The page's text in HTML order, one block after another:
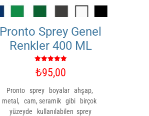
Pronto Sprey Genel
Renkler 400 ML
5 üzerinden
5.00
oy aldı
₺95,00
Pronto sprey boyalar ahşap,
metal, cam, seramik gibi birçok
yüzeyde kullanılabilen sprey